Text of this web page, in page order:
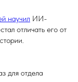
научил ИИ-
отличать его от
для отдела